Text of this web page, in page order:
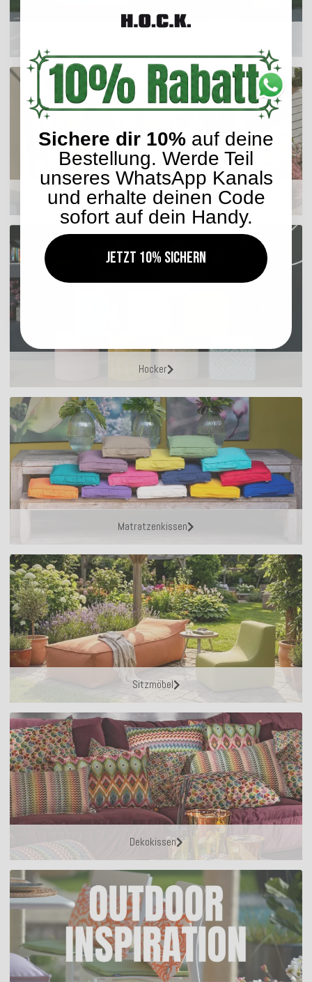
Sitzkissen
Hocker
Matratzenkissen
Sitzmöbel
Dekokissen
Sichere dir 10% auf deine
Bestellung. Werde Teil
unseres WhatsApp Kanals
und erhalte deinen Code
sofort auf dein Handy.
Jetzt 10% sichern